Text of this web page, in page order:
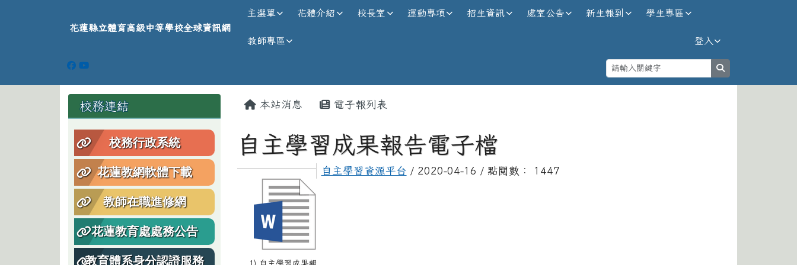
花蓮縣立體育高級中等學校全球資訊網
花蓮縣立體育高級中等學校全球資訊網
主選單 花體介紹 校長室 運動專項 招生資訊 處室公告 新生報到 學生專區
教師專區 登入
左邊區域內容
校務連結
校務行政系統
花蓮教網軟體下載
教師在職進修網
花蓮教育處處務公告
教育體系身分認證服務
主內容區域
本站消息 電子報列表
自主學習成果報告電子檔
自主學習資源平台 / 2020-04-16 / 點閱數： 1447
1) 自主學習成果報
頁尾區域